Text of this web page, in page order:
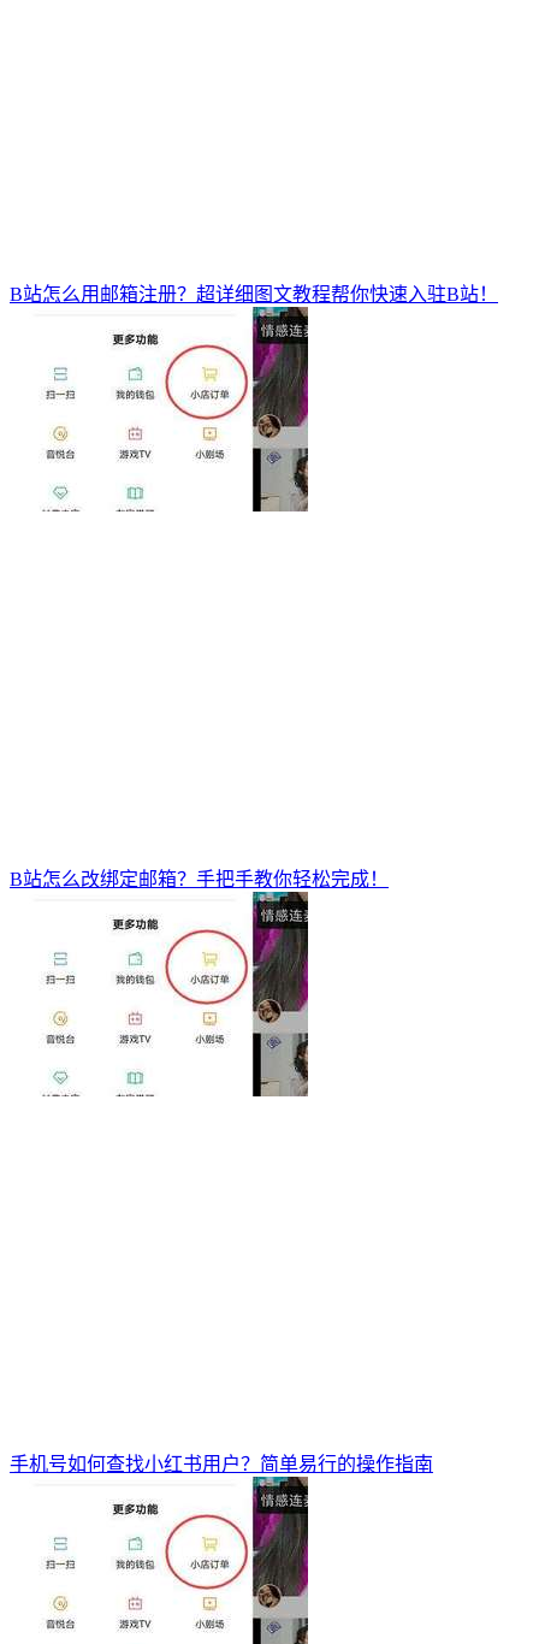
B站怎么用邮箱注册？超详细图文教程帮你快速入驻B站！
B站怎么改绑定邮箱？手把手教你轻松完成！
手机号如何查找小红书用户？简单易行的操作指南